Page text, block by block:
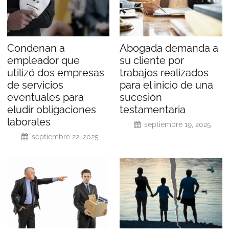
Condenan a
empleador que
utilizó dos empresas
de servicios
eventuales para
eludir obligaciones
laborales
septiembre 22, 2025
Abogada demanda a
su cliente por
trabajos realizados
para el inicio de una
sucesión
testamentaria
septiembre 19, 2025